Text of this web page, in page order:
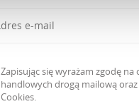
Zapisując się wyrażam zgodę
handlowych drogą mailową
Cookies.